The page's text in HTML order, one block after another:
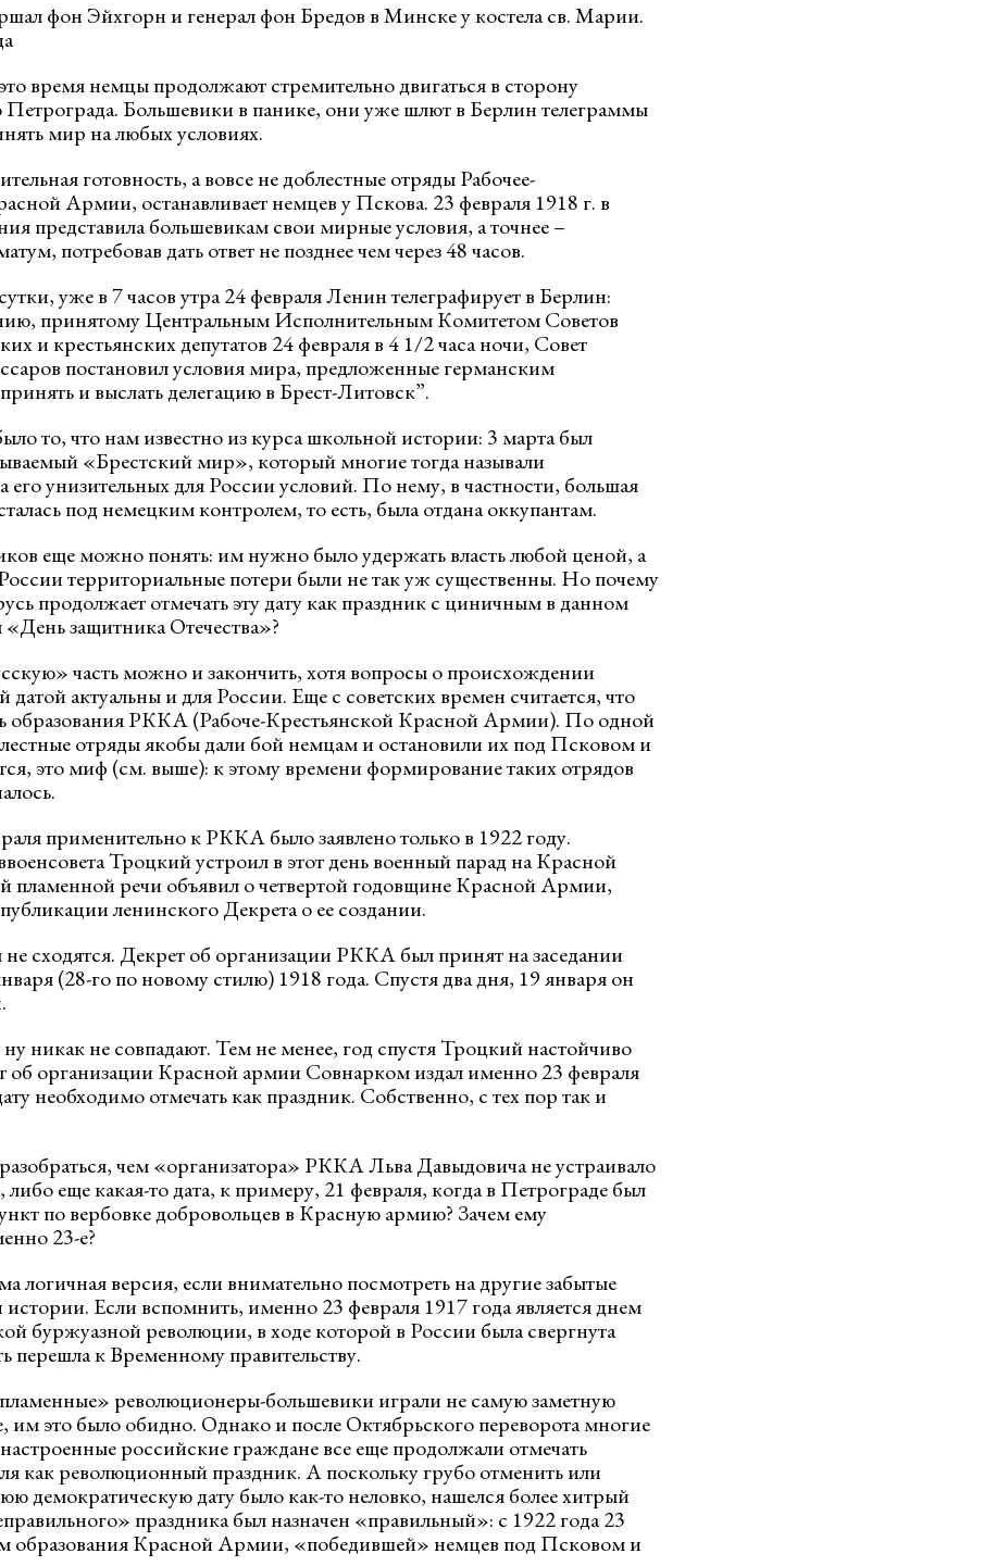
фон Эйхгорн и генерал фон Бредов в Минске у костела св. Марии.
время немцы продолжают стремительно двигаться в сторону
Большевики в панике, они уже шлют в Берлин телеграммы
мир на любых условиях.
готовность, а вовсе не доблестные отряды Рабочее-
Армии, останавливает немцев у Пскова. 23 февраля 1918 г. в
представила большевикам свои мирные условия, а точнее –
потребовав дать ответ не позднее чем через 48 часов.
уже в 7 часов утра 24 февраля Ленин телеграфирует в Берлин:
принятому Центральным Исполнительным Комитетом Советов
и крестьянских депутатов 24 февраля в 4 1/2 часа ночи, Совет
постановил условия мира, предложенные германским
и выслать делегацию в Брест-Литовск”.
то, что нам известно из курса школьной истории: 3 марта был
«Брестский мир», который многие тогда называли
его унизительных для России условий. По нему, в частности, большая
под немецким контролем, то есть, была отдана оккупантам.
еще можно понять: им нужно было удержать власть любой ценой, а
территориальные потери были не так уж существенны. Но почему
продолжает отмечать эту дату как праздник с циничным в данном
«День защитника Отечества»?
часть можно и закончить, хотя вопросы о происхождении
датой актуальны и для России. Еще с советских времен считается, что
образования РККА (Рабоче-Крестьянской Красной Армии). По одной
отряды якобы дали бой немцам и остановили их под Псковом и
это миф (см. выше): к этому времени формирование таких отрядов
применительно к РККА было заявлено только в 1922 году.
Троцкий устроил в этот день военный парад на Красной
пламенной речи объявил о четвертой годовщине Красной Армии,
ленинского Декрета о ее создании.
сходятся. Декрет об организации РККА был принят на заседании
(28-го по новому стилю) 1918 года. Спустя два дня, 19 января он
никак не совпадают. Тем не менее, год спустя Троцкий настойчиво
об организации Красной армии Совнарком издал именно 23 февраля
необходимо отмечать как праздник. Собственно, с тех пор так и
чем «организатора» РККА Льва Давыдовича не устраивало
либо еще какая-то дата, к примеру, 21 февраля, когда в Петрограде был
по вербовке добровольцев в Красную армию? Зачем ему
23-е?
логичная версия, если внимательно посмотреть на другие забытые
Если вспомнить, именно 23 февраля 1917 года является днем
буржуазной революции, в ходе которой в России была свергнута
перешла к Временному правительству.
революционеры-большевики играли не самую заметную
им это было обидно. Однако и после Октябрьского переворота многие
российские граждане все еще продолжали отмечать
как революционный праздник. А поскольку грубо отменить или
демократическую дату было как-то неловко, нашелся более хитрый
праздника был назначен «правильный»: с 1922 года 23
образования Красной Армии, «победившей» немцев под Псковом и